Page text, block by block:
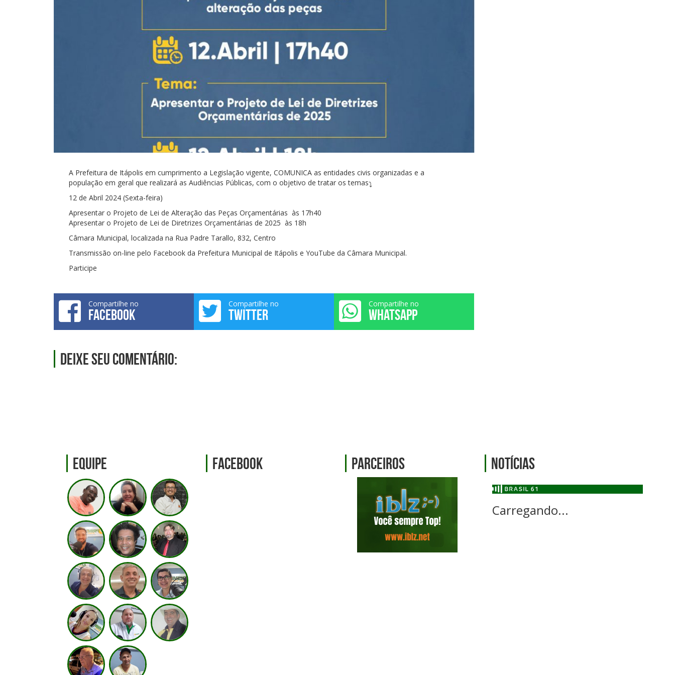
A Prefeitura de Itápolis em cumprimento a Legislação vigente, COMUNICA as entidades civis organizadas e a
população em geral que realizará as Audiências Públicas, com o objetivo de tratar os temas
12 de Abril 2024 (Sexta-feira)
Apresentar o Projeto de Lei de Alteração das Peças Orçamentárias às 17h40
Apresentar o Projeto de Lei de Diretrizes Orçamentárias de 2025 às 18h
Câmara Municipal, localizada na Rua Padre Tarallo, 832, Centro
Transmissão on-line pelo Facebook da Prefeitura Municipal de Itápolis e YouTube da Câmara Municipal.
Participe
Compartilhe no
FACEBOOK
Compartilhe no
TWITTER
Compartilhe no
WHATSAPP
Deixe seu comentário:
Equipe Facebook Parceiros Notícias
Carregando...